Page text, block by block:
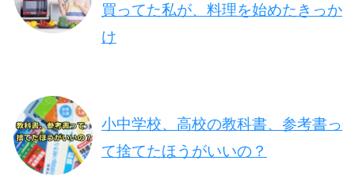
買ってた私が、料理を始めたきっか
け
小中学校、高校の教科書、参考書っ
て捨てたほうがいいの？